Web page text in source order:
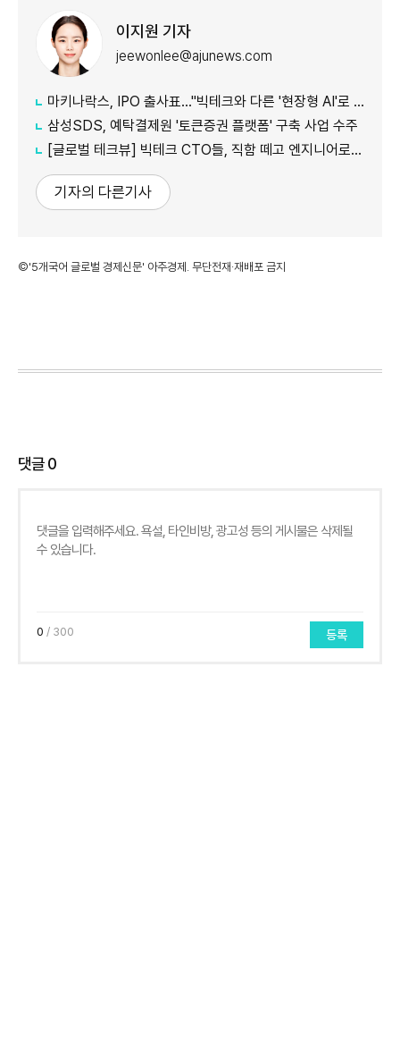
이지원 기자
jeewonlee@ajunews.com
마키나락스, IPO 출사표…"빅테크와 다른 '현장형 AI'로 승부"
삼성SDS, 예탁결제원 '토큰증권 플랫폼' 구축 사업 수주
[글로벌 테크뷰] 빅테크 CTO들, 직함 떼고 엔지니어로 유턴...'앤트로픽행 러시' 이유는
기자의 다른기사
©'5개국어 글로벌 경제신문' 아주경제. 무단전재·재배포 금지
댓글0
0 / 300 등록